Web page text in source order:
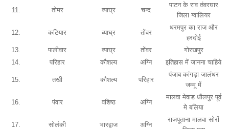
11. तोमर व्याघ्र चन्द
पाटन के राव तंवरघार
जिला ग्वालियर
12. कटियार व्याघ्र तोंवर
धरमपुर का राज और
हरदोई
13.
पालीवार व्याघ्र तोंवर
गोरखपुर
14.
परिहार कौशल्य अग्नि इतिहास में जानना चाहिये
15. तखी कौशल्य परिहार
पंजाब कांगड़ा जालंधर
जम्मू में
16. पंवार वशिष्ठ अग्नि
मालवा मेवाड धौलपुर पूर्व
मे बलिया
17. सोलंकी भारद्वाज अग्नि
राजपूताना मालवा सोरों